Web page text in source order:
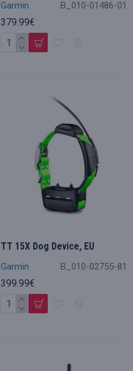
Garmin B_010-01486-01
379.99€
Garmin B_010-02755-81
TT 15X Dog Device, EU
399.99€